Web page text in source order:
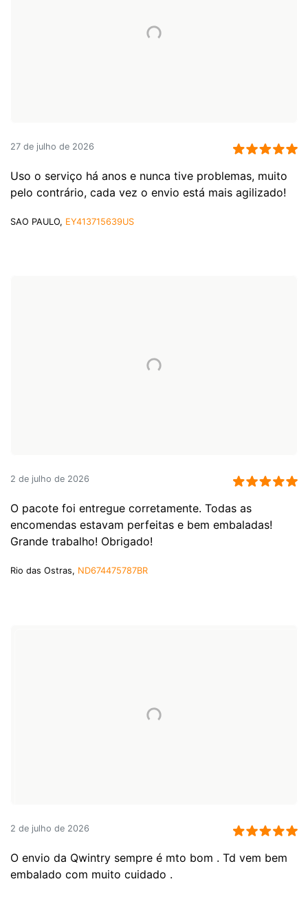
27 de julho de 2026
Uso o serviço há anos e nunca tive problemas, muito
pelo contrário, cada vez o envio está mais agilizado!
SAO PAULO, EY413715639US
2 de julho de 2026
O pacote foi entregue corretamente. Todas as
encomendas estavam perfeitas e bem embaladas!
Grande trabalho! Obrigado!
Rio das Ostras, ND674475787BR
2 de julho de 2026
O envio da Qwintry sempre é mto bom . Td vem bem
embalado com muito cuidado .